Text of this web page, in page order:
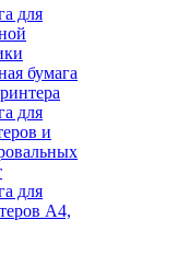
для
бумага
для
и
для
А4,